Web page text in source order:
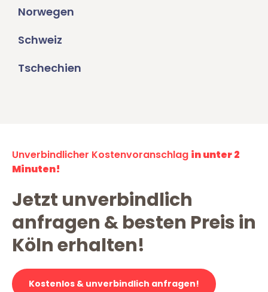
Norwegen
Schweiz
Tschechien
Unverbindlicher Kostenvoranschlag in unter 2
Minuten!
Jetzt unverbindlich
anfragen & besten Preis in
Köln erhalten!
Kostenlos & unverbindlich anfragen!